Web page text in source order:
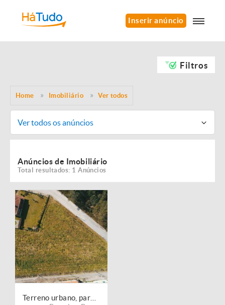
Inserir anúncio
Filtros
Home Imobiliário Ver todos
Ver todos os anúncios
Anúncios de Imobiliário
Total resultados: 1 Anúncios